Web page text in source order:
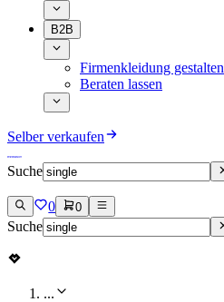
B2B
Firmenkleidung gestalten
Beraten lassen
Selber verkaufen
Suche
0 0
Suche
...